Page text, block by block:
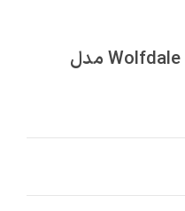
پردازنده مرکزی اینتل سری Wolfdale مدل